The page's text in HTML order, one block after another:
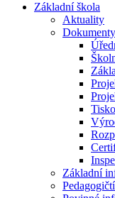
Základní škola
Aktuality
Základní